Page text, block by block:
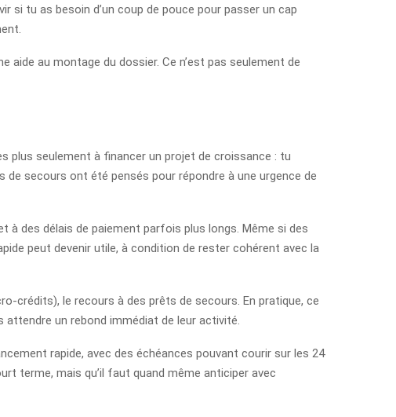
si tu as besoin d’un coup de pouce pour passer un cap
aide au montage du dossier. Ce n’est pas seulement de
plus seulement à financer un projet de croissance : tu
secours ont été pensés pour répondre à une urgence de
des délais de paiement parfois plus longs. Même si des
peut devenir utile, à condition de rester cohérent avec la
crédits), le recours à des prêts de secours. En pratique, ce
un rebond immédiat de leur activité.
rapide, avec des échéances pouvant courir sur les 24
terme, mais qu’il faut quand même anticiper avec